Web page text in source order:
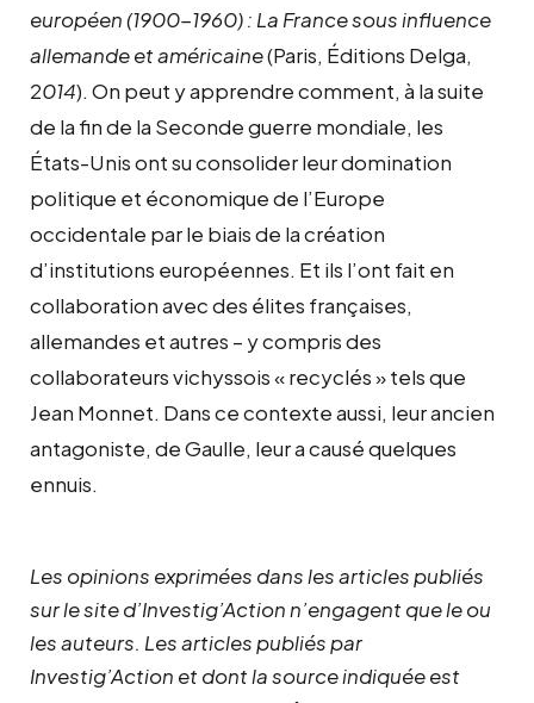
européen (1900-1960) : La France sous influence
allemande et américaine(Paris, Éditions Delga,
2014). On peut y apprendre comment, à la suite
de la fin de la Seconde guerre mondiale, les
États-Unis ont su consolider leur domination
politique et économique de l’Europe
occidentale par le biais de la création
d’institutions européennes. Et ils l’ont fait en
collaboration avec des élites françaises,
allemandes et autres – y compris des
collaborateurs vichyssois « recyclés » tels que
Jean Monnet. Dans ce contexte aussi, leur ancien
antagoniste, de Gaulle, leur a causé quelques
ennuis.
Les opinions exprimées dans les articles publiés
sur le site d’Investig’Action n’engagent que le ou
les auteurs. Les articles publiés par
Investig’Action et dont la source indiquée est